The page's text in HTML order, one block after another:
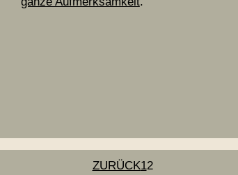
ZURÜCK12